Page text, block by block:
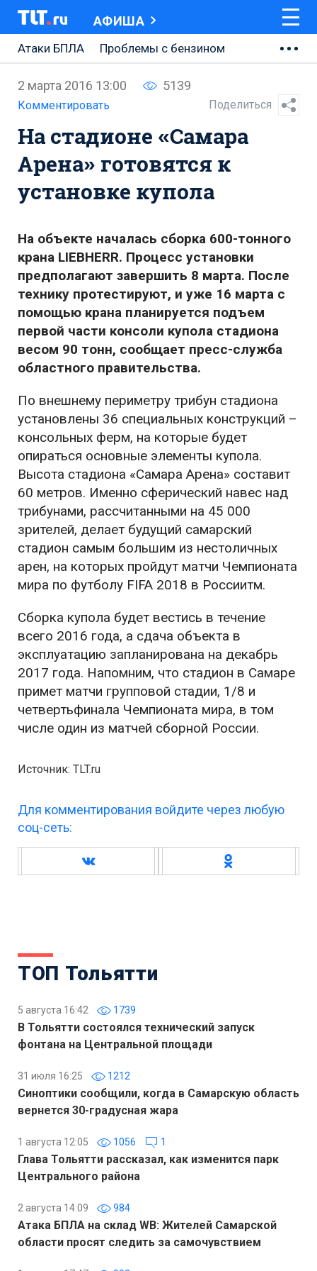
АФИША
Атаки БПЛА
Проблемы с бензином
Ремонт Центральной площади
Ремонт Обводного шоссе
Набережная Тольятти
Неделя Тольятти
2 марта 2016 13:00 5139
Комментировать Поделиться
На стадионе «Самара
Арена» готовятся к
установке купола
На объекте началась сборка 600-тонного
крана LIEBHERR. Процесс установки
предполагают завершить 8 марта. После
технику протестируют, и уже 16 марта с
помощью крана планируется подъем
первой части консоли купола стадиона
весом 90 тонн, сообщает пресс-служба
областного правительства.
По внешнему периметру трибун стадиона
установлены 36 специальных конструкций –
консольных ферм, на которые будет
опираться основные элементы купола.
Высота стадиона «Самара Арена» составит
60 метров. Именно сферический навес над
трибунами, рассчитанными на 45 000
зрителей, делает будущий самарский
стадион самым большим из нестоличных
арен, на которых пройдут матчи Чемпионата
мира по футболу FIFA 2018 в Россиитм.
Сборка купола будет вестись в течение
всего 2016 года, а сдача объекта в
эксплуатацию запланирована на декабрь
2017 года. Напомним, что стадион в Самаре
примет матчи групповой стадии, 1/8 и
четвертьфинала Чемпионата мира, в том
числе один из матчей сборной России.
Источник: TLT.ru
Для комментирования войдите через любую
соц-сеть:
ТОП Тольятти
5 августа 16:42 1739
В Тольятти состоялся технический запуск
фонтана на Центральной площади
31 июля 16:25 1212
Синоптики сообщили, когда в Самарскую область
вернется 30-градусная жара
1 августа 12:05 1056 1
Глава Тольятти рассказал, как изменится парк
Центрального района
2 августа 14:09 984
Атака БПЛА на склад WB: Жителей Самарской
области просят следить за самочувствием